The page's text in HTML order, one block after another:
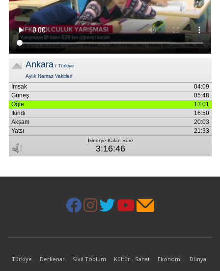
Türkiye Derkenar Sivil Toplum Kültür - Sanat Ekonomi Dünya